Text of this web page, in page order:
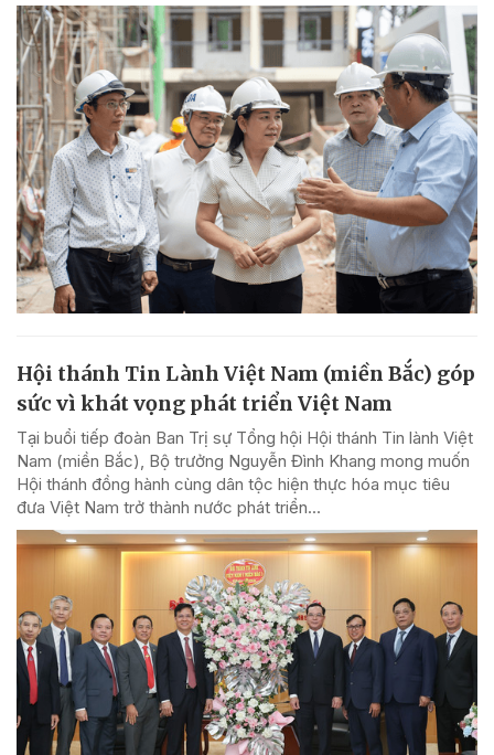
Hội thánh Tin Lành Việt Nam (miền Bắc) góp
sức vì khát vọng phát triển Việt Nam
Tại buổi tiếp đoàn Ban Trị sự Tổng hội Hội thánh Tin lành Việt
Nam (miền Bắc), Bộ trưởng Nguyễn Đình Khang mong muốn
Hội thánh đồng hành cùng dân tộc hiện thực hóa mục tiêu
đưa Việt Nam trở thành nước phát triển...